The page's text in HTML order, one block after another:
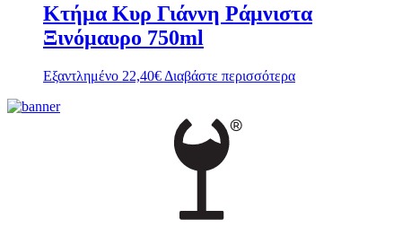
Κτήμα Κυρ Γιάννη Ράμνιστα
Ξινόμαυρο 750ml
Εξαντλημένο 22,40€ Διαβάστε περισσότερα